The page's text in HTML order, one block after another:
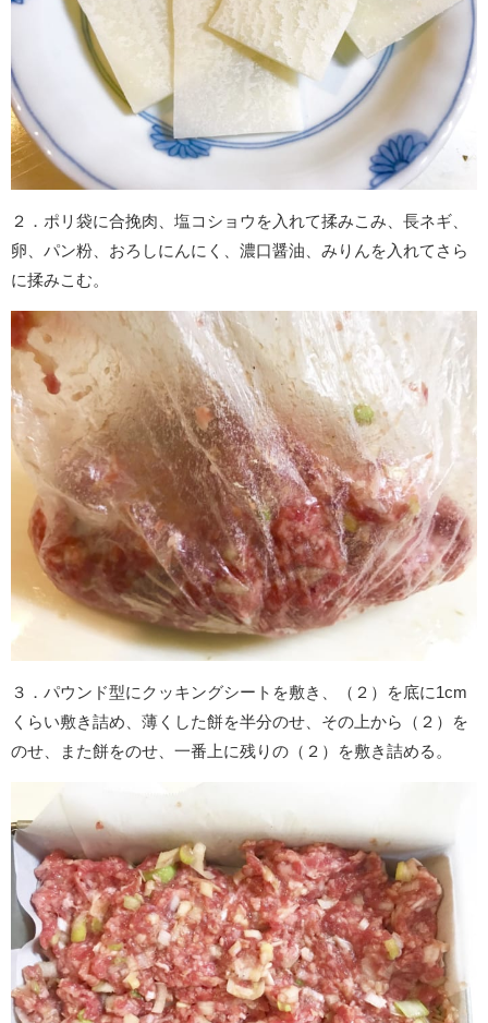
２．ポリ袋に合挽肉、塩コショウを入れて揉みこみ、長ネギ、
卵、パン粉、おろしにんにく、濃口醤油、みりんを入れてさら
に揉みこむ。
３．パウンド型にクッキングシートを敷き、（２）を底に1cm
くらい敷き詰め、薄くした餅を半分のせ、その上から（２）を
のせ、また餅をのせ、一番上に残りの（２）を敷き詰める。